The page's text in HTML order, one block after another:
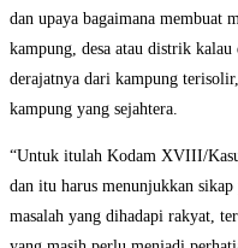
dan upaya bagaimana membuat
kampung, desa atau distrik
derajatnya dari kampung
kampung yang sejahtera.
“Untuk itulah Kodam XVIII/
dan itu harus menunjukkan
masalah yang dihadapi rakyat,